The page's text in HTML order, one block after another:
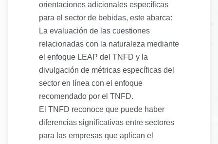
orientaciones adicionales específicas
para el sector de bebidas, este abarca:
La evaluación de las cuestiones
relacionadas con la naturaleza mediante
el enfoque LEAP del TNFD y la
divulgación de métricas específicas del
sector en línea con el enfoque
recomendado por el TNFD.
El TNFD reconoce que puede haber
diferencias significativas entre sectores
para las empresas que aplican el